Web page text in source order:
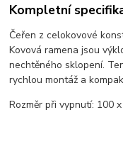
Kompletní
Čeřen z celokovové
Kovová ramena jsou
nechtěného sklopení.
rychlou montáž a
Rozměr při vypnutí: 100